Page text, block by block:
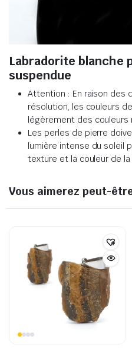
Labradorite blanche
suspendue
Attention : En raison des
résolution, les couleurs
légèrement des couleurs
Les perles de pierre
lumière intense du soleil
texture et la couleur de la
Vous aimerez peut-